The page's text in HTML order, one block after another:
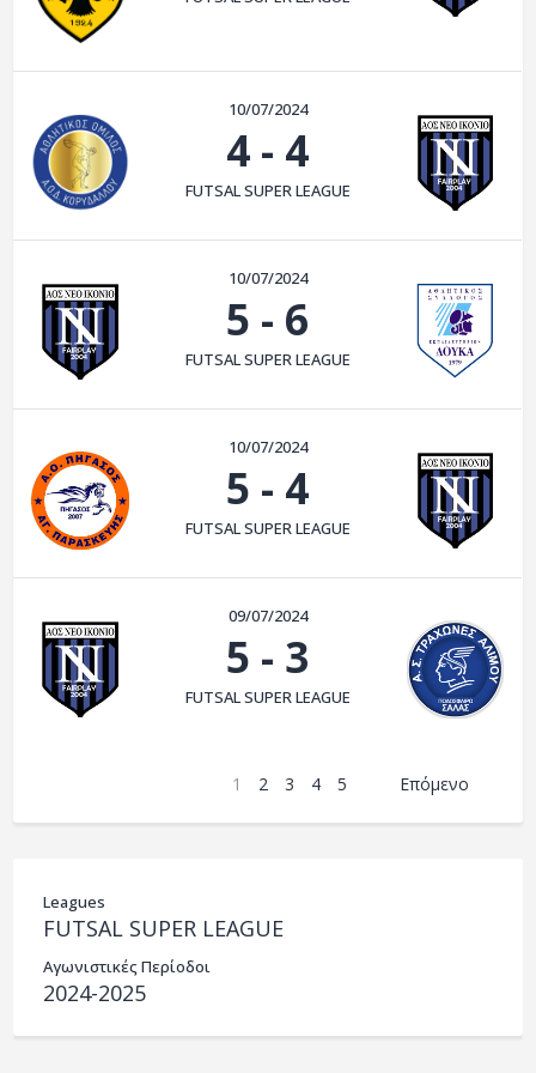
ΑΡΧΕΙΟ
10/07/2024
4 - 4
FUTSAL SUPER LEAGUE
10/07/2024
5 - 6
FUTSAL SUPER LEAGUE
10/07/2024
5 - 4
FUTSAL SUPER LEAGUE
09/07/2024
5 - 3
FUTSAL SUPER LEAGUE
1 2 3 4 5 Επόμενο
Leagues
FUTSAL SUPER LEAGUE
Αγωνιστικές Περίοδοι
2024-2025